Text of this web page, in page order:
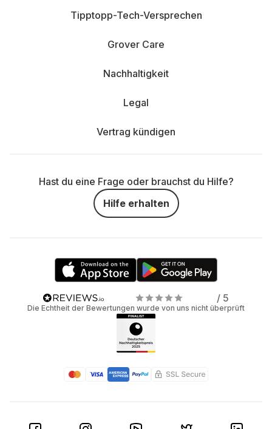
Tipptopp-Tech-Versprechen
Grover Care
Nachhaltigkeit
Legal
Vertrag kündigen
Hast du eine Frage oder brauchst du Hilfe?
Hilfe erhalten
/ 5
Die Echtheit der Bewertungen wurde von uns nicht überprüft